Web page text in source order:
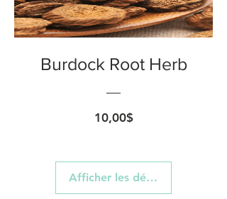
Burdock Root Herb
10,00$Prix
Afficher les détails